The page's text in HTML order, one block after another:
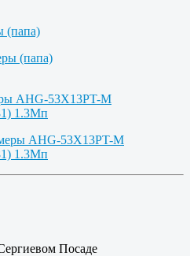
(папа)
AHG-53X13PT-M
1.3Мп
Посаде